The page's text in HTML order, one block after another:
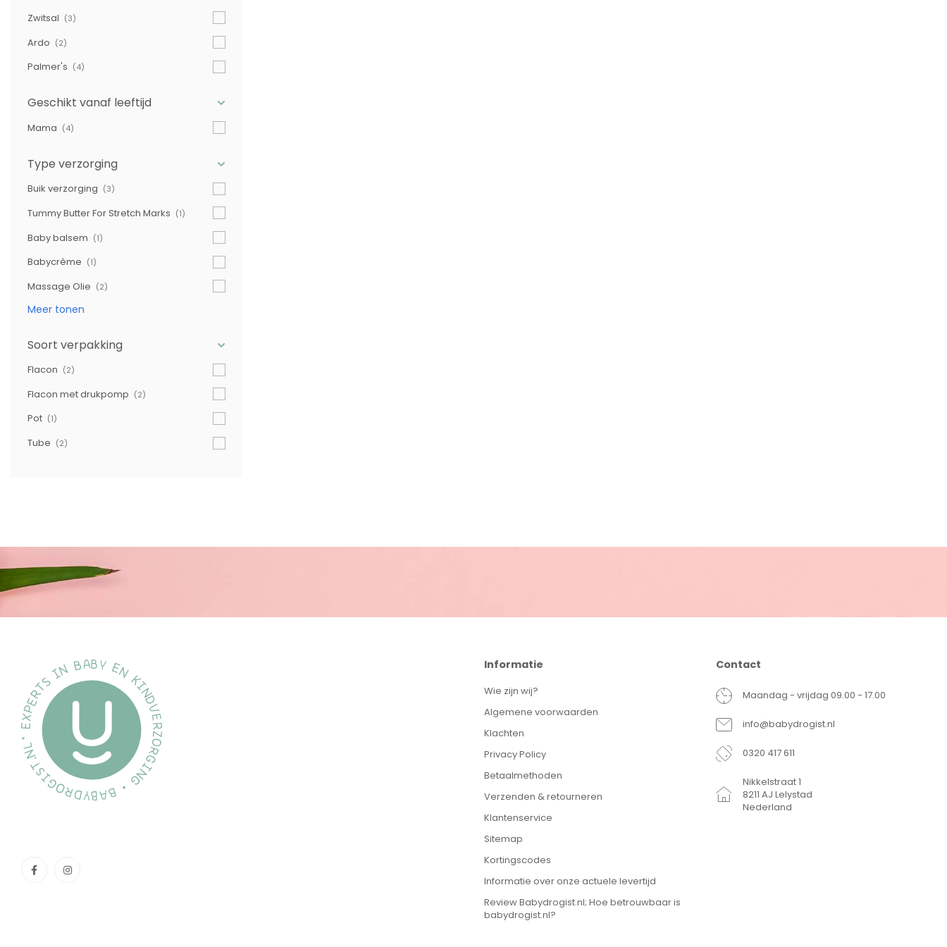
Zwitsal (3)
Ardo (2)
Palmer's (4)
Geschikt vanaf leeftijd
Mama (4)
Type verzorging
Buik verzorging (3)
Tummy Butter For Stretch Marks (1)
Baby balsem (1)
Babycrème (1)
Massage Olie (2)
Meer tonen
Soort verpakking
Flacon (2)
Flacon met drukpomp (2)
Pot (1)
Tube (2)
Informatie
Wie zijn wij?
Algemene voorwaarden
Klachten
Privacy Policy
Betaalmethoden
Verzenden & retourneren
Klantenservice
Sitemap
Kortingscodes
Informatie over onze actuele levertijd
Review Babydrogist.nl; Hoe betrouwbaar is
babydrogist.nl?
Contact
Maandag - vrijdag 09.00 - 17.00
info@babydrogist.nl
0320 417 611
Nikkelstraat 1
8211 AJ Lelystad
Nederland